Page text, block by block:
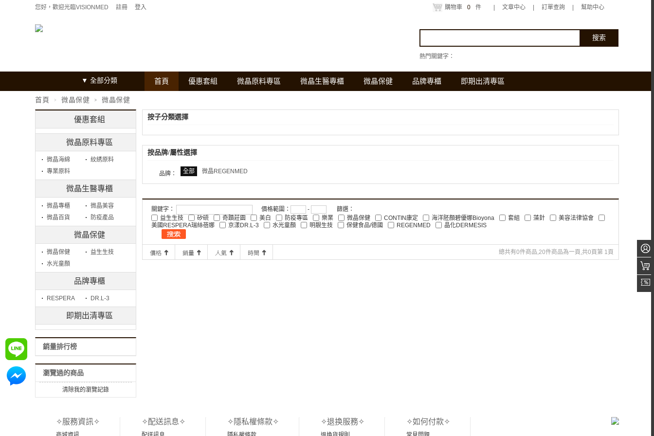
您好，歡迎光臨VISIONMED 註冊 登入 購物車 0 件 文章中心 訂單查詢 幫助中心
熱門關鍵字：
全部分類 首頁 優惠套組 微晶原料專區 微晶生醫專櫃 微晶保健 品牌專櫃 即期出清專區
首頁 微晶保健 微晶保健
優惠套組
微晶原料專區
微晶海綿
紋綉原料
專業原料
微晶生醫專櫃
微晶專櫃
微晶美容
微晶百貨
防疫產品
微晶保健
微晶保健
益生生技
水光童顏
品牌專櫃
RESPERA DR.L-3
即期出清專區
銷量排行榜
瀏覽過的商品
清除我的瀏覽記錄
按子分類選擇
按品牌/屬性選擇
品牌： 全部 微晶REGENMED
關鍵字： 價格範圍： -
篩選：
益生生技
矽硫 奇蹟莊園 美白 防疫專區 樂業 微晶保健 CONTIN康定 海洋胚顏碧優娜Bioyona 套組 藻針
美容法律協會
美國RESPERA瑞絲蓓娜
京漾DR.L-3 水光童顏 明靚生技 保健食品/德國 REGENMED 晶化DERMESIS
總共有0件商品,20件商品為一頁,共0頁第 1頁
✧服務資訊✧ ✧配送訊息✧ ✧隱私權條款✧ ✧退换服務✧ ✧如何付款✧